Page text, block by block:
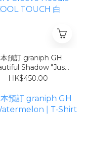
本預訂 graniph GH
Shadow "Just
Here" | Oversized
TOUCH 白
HK$450.00